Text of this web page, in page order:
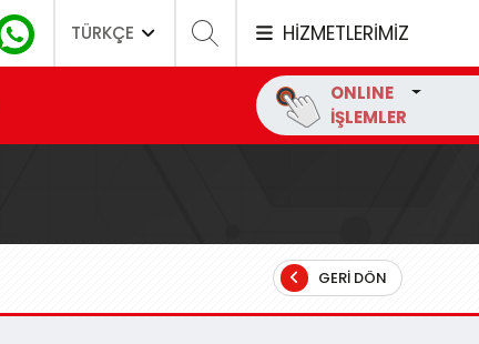
TÜRKÇE HİZMETLERİMİZ
ONLINE
İŞLEMLER
GERI DÖN